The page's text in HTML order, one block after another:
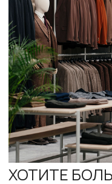
КАТАЛОГ
Костюмы
Рубашка
Брюки
Пиджаки
Футболки и поло
О
АДРЕС МАГАЗИНА
г. Тюмень, ул.
Комсомольская, 58
ВРЕМЯ РАБОТЫ:
с 10:00 до 21:00
+7 (982) 988‒15‒95
store@hisstory.ru